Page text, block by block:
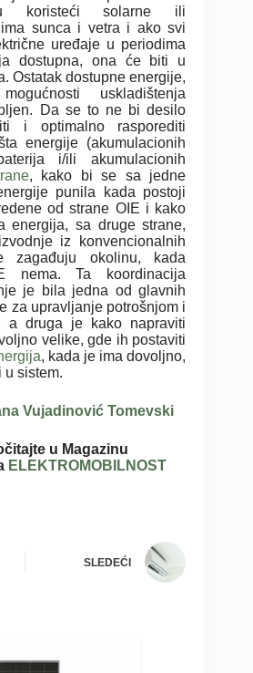
koristeći solarne ili
sunca i vetra i ako svi
uređaje u periodima
dostupna, ona će biti u
Ostatak dostupne energije,
uskladištenja
Da se to ne bi desilo
i optimalno rasporediti
energije (akumulacionih
i/ili akumulacionih
, kako bi se sa jedne
punila kada postoji
od strane OIE i kako
energija, sa druge strane,
iz konvencionalnih
zagađuju okolinu, kada
nema. Ta koordinacija
je bila jedna od glavnih
za upravljanje potrošnjom i
a druga je kako napraviti
velike, gde ih postaviti
, kada je ima dovoljno,
u sistem.
Vujadinović Tomevski
u Magazinu
ELEKTROMOBILNOST
SLEDEĆI